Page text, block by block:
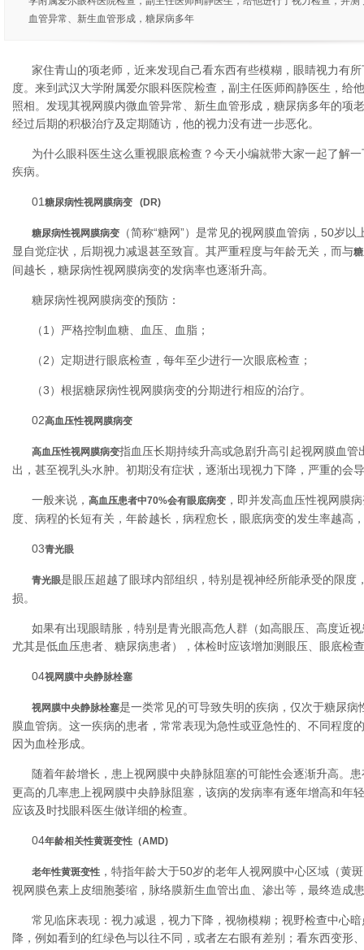
血管异常、新生血管形成，糖尿病多年
家住青山的项老师，近来发现自己看东西有些模糊，眼睛视力有
度。来到武汉大学附属爱尔眼科医院检查，副主任医师阎静医生，给
照相。发现其视网膜内微血管异常、新生血管形成，糖尿病多年的项
经过后期的积极治疗及定期随访，他的视力没有进一步恶化。
为什么眼科医生这么重视眼底检查？今天小编就带大家一起了解
疾病。
01 糖尿病性视网膜病变 (DR)
糖尿病性视网膜病变 （简称“糖网”）是常见的视网膜血管病，50岁
显自觉症状，后期视力减退甚至致盲。其严重程度与年龄无关，而与
间越长，糖尿病性视网膜病变的发病率也逐渐升高。
糖尿病性视网膜病变的预防：
（1）严格控制血糖、血压、血脂；
（2）定期进行眼底检查，每年至少进行一次眼底检查；
（3）根据糖尿病性视网膜病变的分期进行相应的治疗。
02高血压性视网膜病变
高血压性视网膜病变指血压长期持续升高或急剧升高引起视网膜血
出，甚至视乳头水肿。初期没有症状，逐渐出现视力下降，严重的会
一般来说， 高血压患者中70%会有眼底病变 ，即并发高血压性视网膜
度、病程的长短有关，年龄越长，病程愈长，眼底病变的发生率越高
03青光眼
青光眼是眼压超越了眼球内部组织，特别是视神经所能承受的限度
损。
如果有出现眼睛胀，特别是青光眼高危人群（如高眼压、高度近
尤其是低血压患者、糖尿病患者），体检时应该增加测眼压、眼底检
04视网膜中央静脉栓塞
视网膜中央静脉栓塞是一类常见的可导致失明的疾病，仅次于糖尿
膜血管病。这一疾病的患者，常常表现为急性或亚急性的、不同程度
因为血栓形成。
随着年龄增长，患上视网膜中央静脉阻塞的可能性会逐渐升高。患
更高的几率患上视网膜中央静脉阻塞，该病的发病率有逐年增高和年
应该及时找眼科医生做详细的检查。
04年龄相关性黄斑变性（AMD)
老年性黄斑变性 ，特指年龄大于50岁的老年人视网膜中心区域（黄
视网膜色素上皮细胞萎缩，脉络膜新生血管出血、渗出等，最终造成
常见临床表现：视力减退，视力下降，视物模糊；视野检查中心
降，例如看到的红绿色与以往不同，或者左右眼有差别；看东西变形